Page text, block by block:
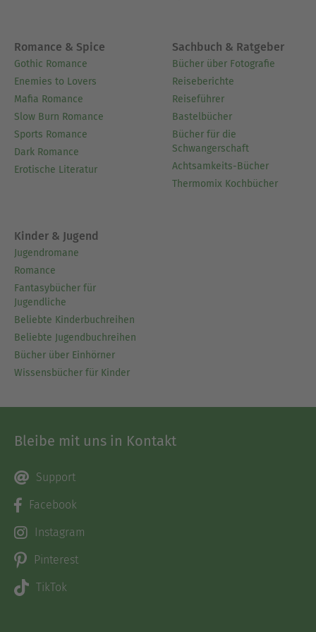
Romance & Spice
Gothic Romance
Enemies to Lovers
Mafia Romance
Slow Burn Romance
Sports Romance
Dark Romance
Erotische Literatur
Sachbuch & Ratgeber
Bücher über Fotografie
Reiseberichte
Reiseführer
Bastelbücher
Bücher für die
Schwangerschaft
Achtsamkeits-Bücher
Thermomix Kochbücher
Kinder & Jugend
Jugendromane
Romance
Fantasybücher für
Jugendliche
Beliebte Kinderbuchreihen
Beliebte Jugendbuchreihen
Bücher über Einhörner
Wissensbücher für Kinder
Bleibe mit uns in Kontakt
Support
Facebook
Instagram
Pinterest
TikTok